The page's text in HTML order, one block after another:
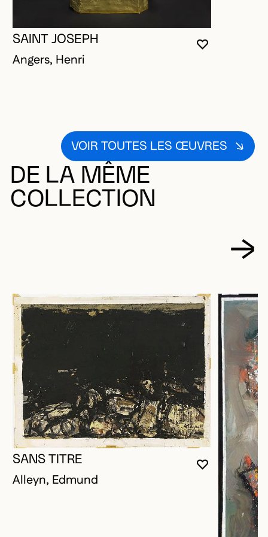
VOUS
FERMER
OUVRIR LA
SAINT JOSEPH
Angers, Henri
VOIR TOUTES LES ŒUVRES
DE LA MÊME
COLLECTION
VOUS
FERMER
OUVRIR LA
SANS TITRE
Alleyn, Edmund